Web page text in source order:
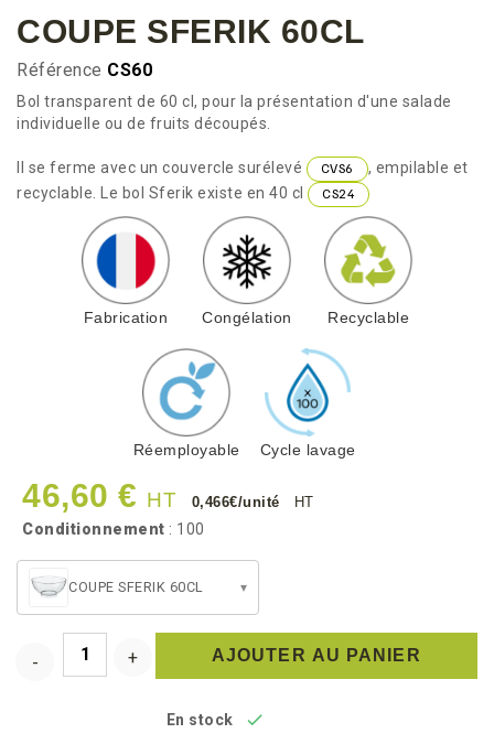
COUPE SFERIK 60CL
Référence CS60
Bol transparent de 60 cl, pour la présentation d'une salade
individuelle ou de fruits découpés.
Il se ferme avec un couvercle surélevé CVS6
, empilable et
recyclable. Le bol Sferik existe en 40 cl
CS24
Fabrication Congélation Recyclable
Réemployable Cycle lavage
46,60 € HT 0,466€/unité HT
Conditionnement : 100
COUPE SFERIK 60CL ▾
AJOUTER AU PANIER
En stock 